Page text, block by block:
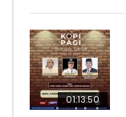
01:13:50